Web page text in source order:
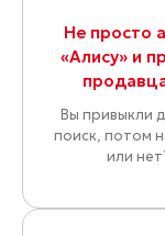
Не просто
«Алису» и
Вы привыкли
поиск, потом
или